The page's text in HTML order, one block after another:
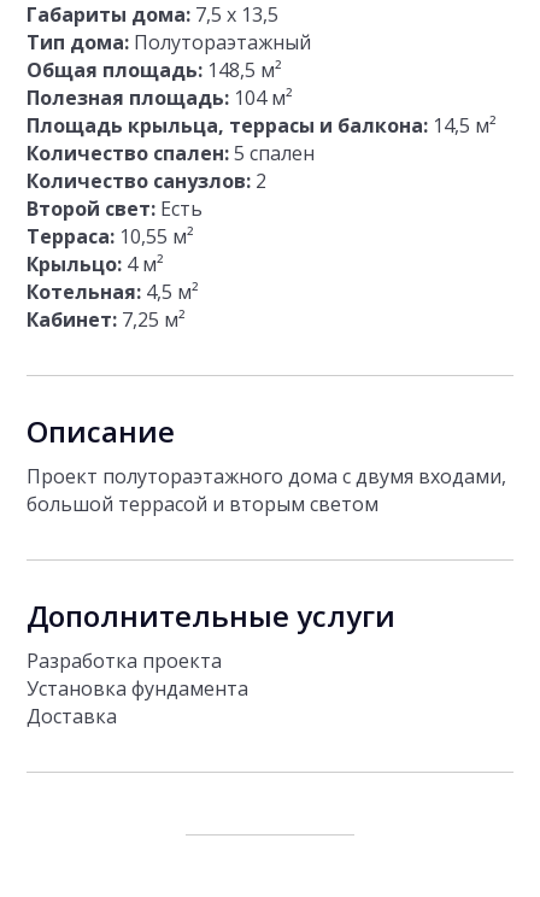
Габариты дома: 7,5 х 13,5
Тип дома: Полутораэтажный
Общая площадь: 148,5 м²
Полезная площадь: 104 м²
Площадь крыльца, террасы и балкона: 14,5 м²
Количество спален:5 спален
Количество санузлов: 2
Второй свет: Есть
Терраса: 10,55 м²
Крыльцо: 4 м²
Котельная: 4,5 м²
Кабинет: 7,25 м²
Описание
Проект полутораэтажного дома с двумя входами,
большой террасой и вторым светом
Дополнительные услуги
Разработка проекта
Установка фундамента
Доставка